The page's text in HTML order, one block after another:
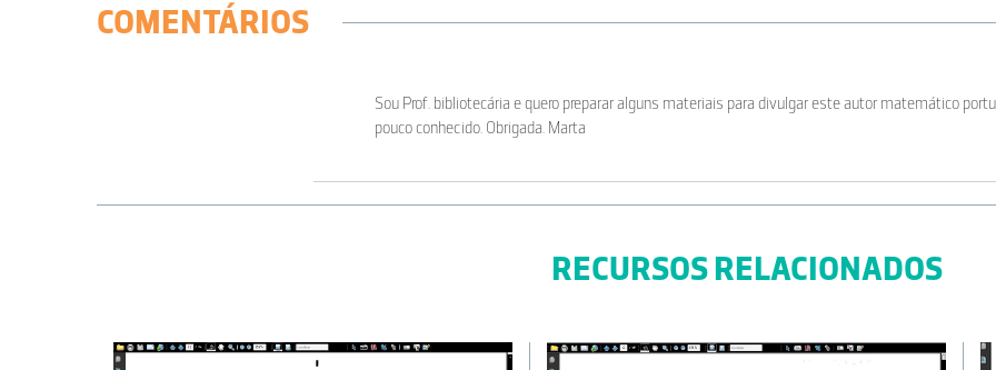
COMENTÁRIOS
Sou Prof. bibliotecária e quero preparar alguns materiais para divulgar este autor matemático
pouco conhecido. Obrigada. Marta
RECURSOS RELACIONADOS